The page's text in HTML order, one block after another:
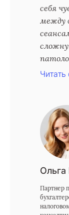
себя
между
Читать
Ольга
Партнер